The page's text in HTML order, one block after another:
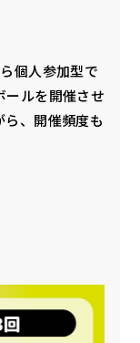
個人参加型で
ールを開催させ
、開催頻度も